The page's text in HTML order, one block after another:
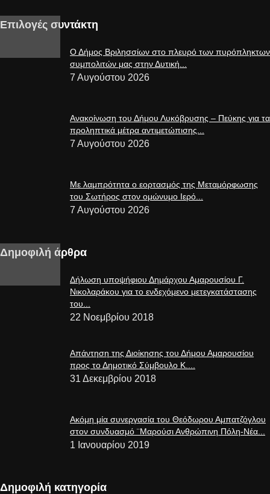
Επιλογές συντάκτη
Ο Δήμος Βριλησσίων στο πλευρό των πυρόπληκτων
συμπολιτών μας στην Δυτική...
7 Αυγούστου 2026
Ανακοίνωση του Δήμου Λυκόβρυσης – Πεύκης για τα
προληπτικά μέτρα αντιμετώπισης...
7 Αυγούστου 2026
Με λαμπρότητα ο εορτασμός της Μεταμόρφωσης
του Σωτήρος στον ομώνυμο Ιερό...
7 Αυγούστου 2026
Δημοφιλή άρθρα
Δήλωση υποψήφιου Δημάρχου Αμαρουσίου Γ.
Νικολαράκου για το ενδεχόμενο μετεγκατάστασης
του...
22 Νοεμβρίου 2018
Απάντηση της Διοίκησης του Δήμου Αμαρουσίου
προς το Δημοτικό Σύμβουλο Κ....
31 Δεκεμβρίου 2018
Ακόμη μία συνεργασία του Θεόδωρου Αμπατζόγλου
στον συνδυασμό ¨Μαρούσι Ανθρώπινη Πόλη-Νέα...
1 Ιανουαρίου 2019
Δημοφιλή κατηγορία